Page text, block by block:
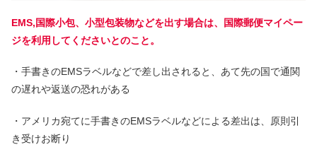
EMS,国際小包、小型包装物などを出す場合は、国際郵便マイペー
ジを利用してくださいとのこと。
・手書きのEMSラベルなどで差し出されると、あて先の国で通関
の遅れや返送の恐れがある
・アメリカ宛てに手書きのEMSラベルなどによる差出は、原則引
き受けお断り